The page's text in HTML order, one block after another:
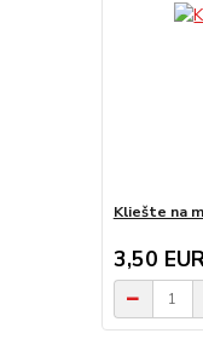
Kliešte na
3,50